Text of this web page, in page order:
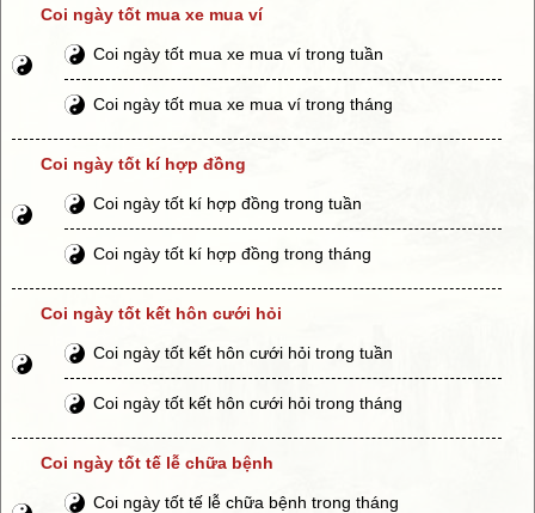
Coi ngày tốt mua xe mua ví
Coi ngày tốt mua xe mua ví trong tuần
Coi ngày tốt mua xe mua ví trong tháng
Coi ngày tốt kí hợp đồng
Coi ngày tốt kí hợp đồng trong tuần
Coi ngày tốt kí hợp đồng trong tháng
Coi ngày tốt kết hôn cưới hỏi
Coi ngày tốt kết hôn cưới hỏi trong tuần
Coi ngày tốt kết hôn cưới hỏi trong tháng
Coi ngày tốt tế lễ chữa bệnh
Coi ngày tốt tế lễ chữa bệnh trong tháng